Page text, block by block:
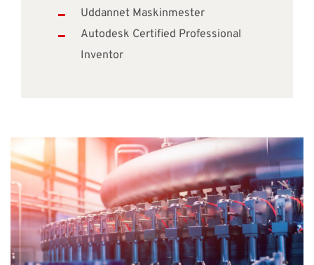
Uddannet Maskinmester
Autodesk Certified Professional
Inventor